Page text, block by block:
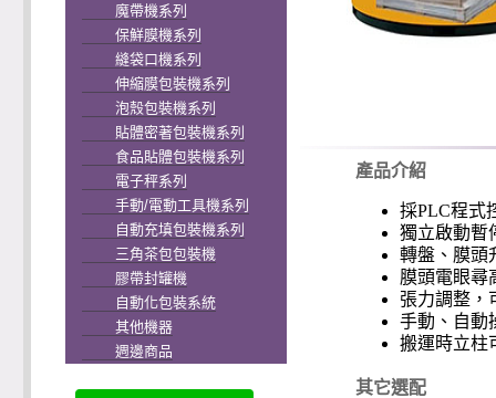
魔帶機系列
保鮮膜機系列
縫袋口機系列
伸縮膜包裝機系列
泡殼包裝機系列
貼體密著包裝機系列
食品貼體包裝機系列
電子秤系列
手動/電動工具機系列
自動充填包裝機系列
三角茶包包裝機
膠帶封罐機
自動化包裝系統
其他機器
週邊商品
產品介紹
採PLC程式
獨立啟動暫
轉盤、膜頭
膜頭電眼尋
張力調整，
手動、自動
搬運時立柱
其它選配